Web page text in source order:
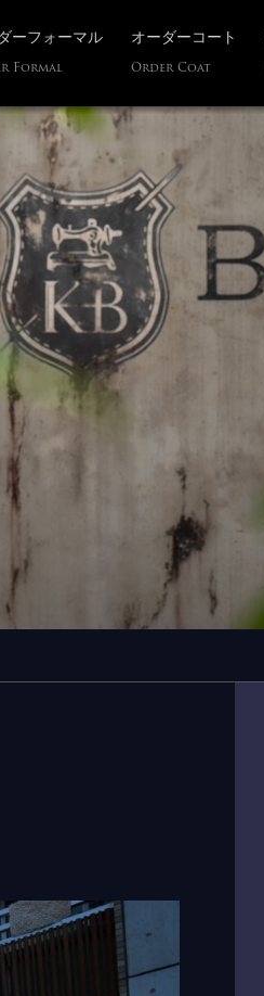
ーフォーマル
Formal
オーダーコート
Order Coat